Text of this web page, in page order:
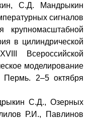
С.Д. Мандрыкин
сигналов
крупномасштабной
в цилиндрической
Всероссийской
моделирование
Пермь. 2–5 октября
С.Д., Озерных
Р.И., Павлинов